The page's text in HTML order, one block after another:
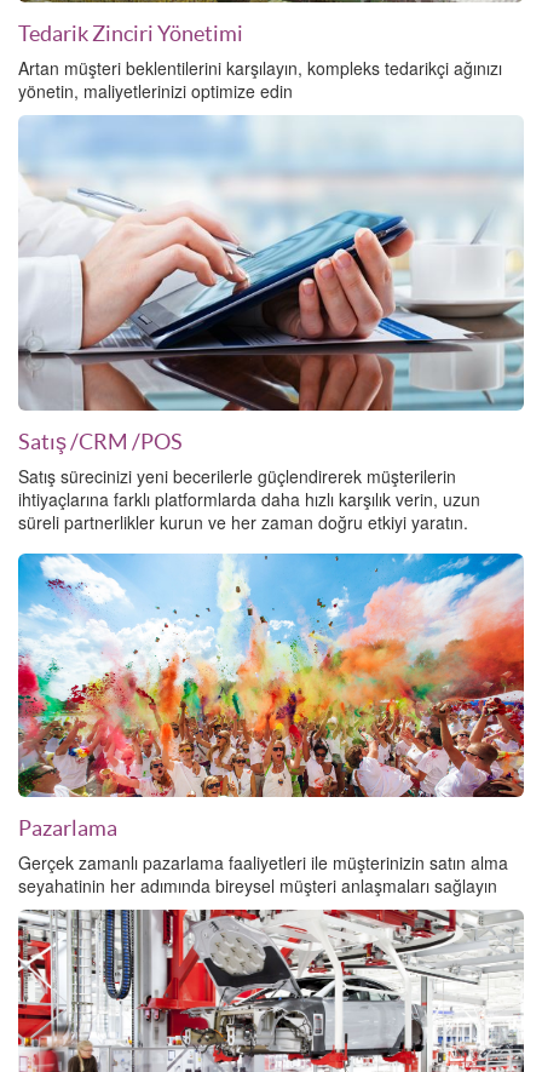
Tedarik Zinciri Yönetimi
Artan müşteri beklentilerini karşılayın, kompleks tedarikçi ağınızı
yönetin, maliyetlerinizi optimize edin
Satış/CRM /POS
Satış sürecinizi yeni becerilerle güçlendirerek müşterilerin
ihtiyaçlarına farklı platformlarda daha hızlı karşılık verin, uzun
süreli partnerlikler kurun ve her zaman doğru etkiyi yaratın.
Pazarlama
Gerçek zamanlı pazarlama faaliyetleri ile müşterinizin satın alma
seyahatinin her adımında bireysel müşteri anlaşmaları sağlayın